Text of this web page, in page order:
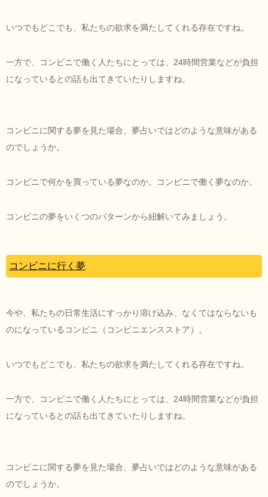
いつでもどこでも、私たちの欲求を満たしてくれる存在ですね。
一方で、コンビニで働く人たちにとっては、24時間営業などが負担
になっているとの話も出てきていたりしますね。
コンビニに関する夢を見た場合、夢占いではどのような意味がある
のでしょうか。
コンビニで何かを買っている夢なのか。コンビニで働く夢なのか。
コンビニの夢をいくつのパターンから紐解いてみましょう。
コンビニに行く夢
今や、私たちの日常生活にすっかり溶け込み、なくてはならないも
のになっているコンビニ（コンビニエンスストア）。
いつでもどこでも、私たちの欲求を満たしてくれる存在ですね。
一方で、コンビニで働く人たちにとっては、24時間営業などが負担
になっているとの話も出てきていたりしますね。
コンビニに関する夢を見た場合、夢占いではどのような意味がある
のでしょうか。